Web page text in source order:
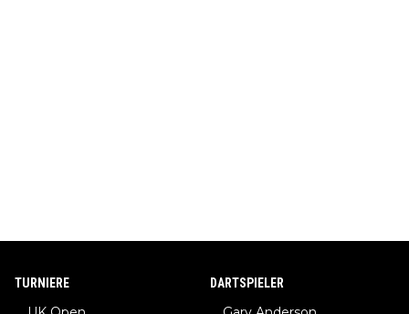
TURNIERE DARTSPIELER